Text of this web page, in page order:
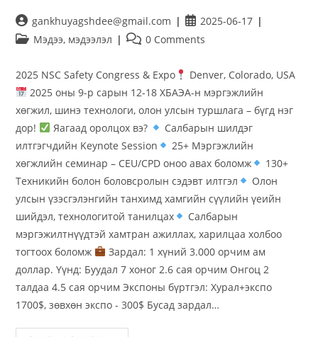
gankhuyagshdee@gmail.com
2025-06-17
Мэдээ, мэдээлэл
0 Comments
2025 NSC Safety Congress & Expo
Denver, Colorado, USA
2025 оны 9-р сарын 12-18 ХБАЭА-н мэргэжлийн
хөгжил, шинэ технологи, олон улсын туршлага – бүгд нэг
дор!
Яагаад оролцох вэ?
Салбарын шилдэг
илтгэгчдийн Keynote Session
25+ Мэргэжлийн
хөгжлийн семинар – CEU/CPD оноо авах боломж
130+
Техникийн болон боловсролын сэдэвт илтгэл
Олон
улсын үзэсгэлэнгийн танхимд хамгийн сүүлийн үеийн
шийдэл, технологитой танилцах
Салбарын
мэргэжилтнүүдтэй хамтран ажиллах, харилцаа холбоо
тогтоох боломж
Зардал: 1 хүний 3.000 орчим ам
доллар. Үүнд: Буудал 7 хоног 2.6 сая орчим Онгоц 2
талдаа 4.5 сая орчим Экспоны бүртгэл: Хурал+экспо
1700$, зөвхөн экспо - 300$ Бусад зардал…